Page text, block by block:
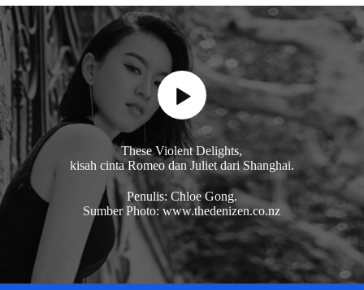
These Violent Delights,
kisah cinta Romeo dan Juliet dari Shanghai.
Penulis: Chloe Gong.
Sumber Photo: www.thedenizen.co.nz